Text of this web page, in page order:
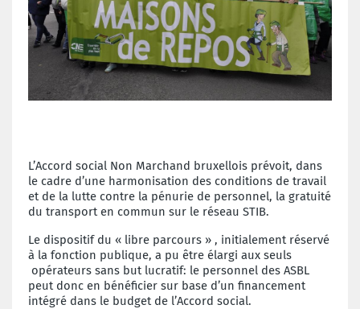
L’Accord social Non Marchand bruxellois prévoit, dans
le cadre d’une harmonisation des conditions de travail
et de la lutte contre la pénurie de personnel, la gratuité
du transport en commun sur le réseau STIB.
Le dispositif du « libre parcours » , initialement réservé
à la fonction publique, a pu être élargi aux seuls
opérateurs sans but lucratif: le personnel des ASBL
peut donc en bénéficier sur base d’un financement
intégré dans le budget de l’Accord social.